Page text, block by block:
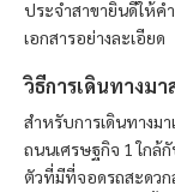
ประจำสาขายินดีให้ค
เอกสารอย่างละเอียด
วิธีการเดินทางมา
สำหรับการเดินทางม
ถนนเศรษฐกิจ 1 ใกล้
ตัวที่มีที่จอดรถสะดวก